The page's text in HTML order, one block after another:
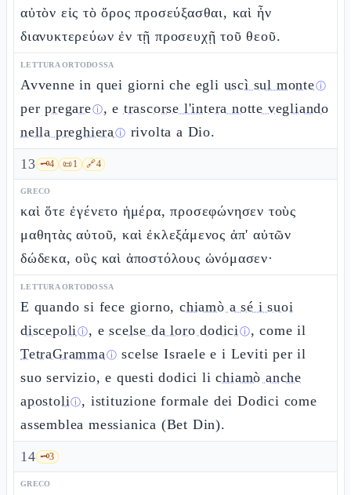
αὐτὸν εἰς τὸ ὄρος προσεύξασθαι, καὶ ἦν
διανυκτερεύων ἐν τῇ προσευχῇ τοῦ θεοῦ.
LETTURA ORTODOSSA
Avvenne in quei giorni che egli uscì sul monteⓘ
perpregareⓘ, e trascorse l'intera notte vegliando
nella preghieraⓘ rivolta a Dio.
13 🗝️4 📜1 🔗4
GRECO
καὶ ὅτε ἐγένετο ἡμέρα, προσεφώνησεν τοὺς
μαθητὰς αὐτοῦ, καὶ ἐκλεξάμενος ἀπ' αὐτῶν
δώδεκα, οὓς καὶ ἀποστόλους ὠνόμασεν·
LETTURA ORTODOSSA
E quando si fece giorno,chiamò a sé i suoi
discepoliⓘ, escelse da loro dodiciⓘ, come il
TetraGrammaⓘ scelse Israele e i Leviti per il
suo servizio, e questi dodici lichiamò anche
apostoliⓘ, istituzione formale dei Dodici come
assemblea messianica (Bet Din).
14 🗝️3
GRECO